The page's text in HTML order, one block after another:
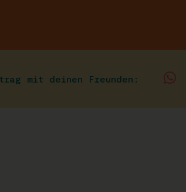
mit deinen Freunden: